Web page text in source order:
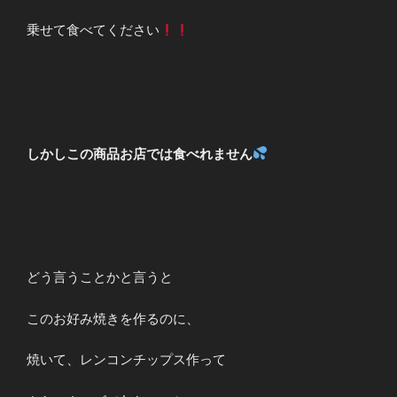
乗せて食べてください
しかしこの商品お店では食べれません
どう言うことかと言うと
このお好み焼きを作るのに、
焼いて、レンコンチップス作って